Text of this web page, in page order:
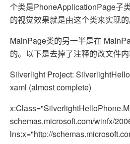
个类是PhoneApplicationPage子
的视觉效果就是由这个类来实现的
MainPage类的另一半是在
的。以下是去掉了注释的改文件内
Silverlight Project:
xaml (almost complete)
schemas.microsoft.com/winfx/
lns:x="http://